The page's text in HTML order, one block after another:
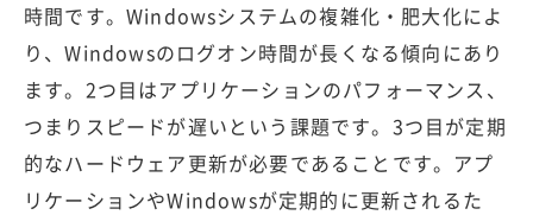
時間です。Windowsシステムの複雑化・肥大化によ
り、Windowsのログオン時間が長くなる傾向にあり
ます。2つ目はアプリケーションのパフォーマンス、
つまりスピードが遅いという課題です。3つ目が定期
的なハードウェア更新が必要であることです。アプ
リケーションやWindowsが定期的に更新されるた